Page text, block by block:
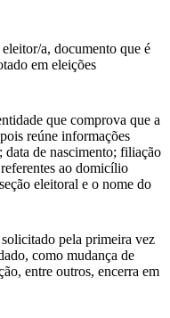
a, documento que é
em eleições
que comprova que a
reúne informações
de nascimento; filiação
ao domicílio
eleitoral e o nome do
pela primeira vez
como mudança de
entre outros, encerra em